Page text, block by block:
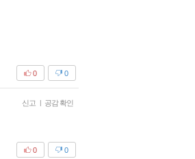
0
0
신고 | 공감 확인
0
0